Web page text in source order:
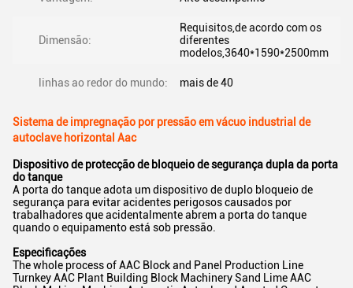
Dimensão:
Requisitos,de acordo com os
diferentes
modelos,3640*1590*2500mm
linhas ao redor do mundo: mais de 40
Sistema de impregnação por pressão em vácuo industrial de
autoclave horizontal Aac
Dispositivo de protecção de bloqueio de segurança dupla da porta
do tanque
A porta do tanque adota um dispositivo de duplo bloqueio de
segurança para evitar acidentes perigosos causados por
trabalhadores que acidentalmente abrem a porta do tanque
quando o equipamento está sob pressão.
Especificações
The whole process of AAC Block and Panel Production Line
Turnkey AAC Plant Building Block Machinery Sand Lime AAC